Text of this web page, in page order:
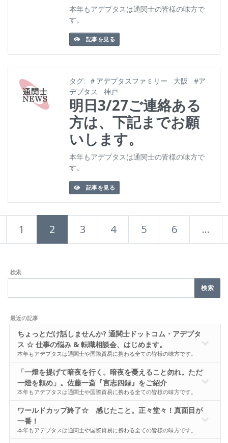
本年もアデプタスは通関士の皆様の味方で
す。
記事を見る
タグ: ＃アデプタスファミリー 大阪
#ア
デプタス
神戸
明日3/27ご連絡ある
方は、下記までお願
いします。
本年もアデプタスは通関士の皆様の味方で
す。
記事を見る
1 2 3 4 5 6 …
検索
最近の記事
ちょっとだけ話しませんか? 通関士ドットコム・アデプタ
ス ☆ 仕事の悩み & 転職相談会、はじめます。
本年もアデプタスは通関士や国際貿易に携わる全ての皆様の味方です。
「一燈を提げて暗夜を行く。暗夜を憂えること勿れ。ただ
一燈を頼め」。佐藤一斎『言志四録』をご紹介
本年もアデプタスは通関士や国際貿易に携わる全ての皆様の味方です。
ワールドカップ終了☆ 感じたこと。正々堂々！真面目が
一番！
本年もアデプタスは通関士や国際貿易に携わる全ての皆様の味方です。